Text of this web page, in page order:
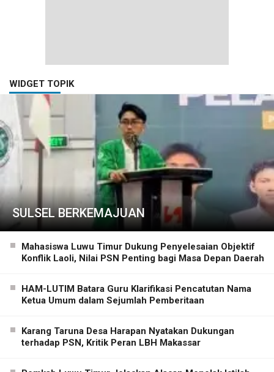
WIDGET TOPIK
SULSEL BERKEMAJUAN
Mahasiswa Luwu Timur Dukung Penyelesaian Objektif
Konflik Laoli, Nilai PSN Penting bagi Masa Depan Daerah
HAM-LUTIM Batara Guru Klarifikasi Pencatutan Nama
Ketua Umum dalam Sejumlah Pemberitaan
Karang Taruna Desa Harapan Nyatakan Dukungan
terhadap PSN, Kritik Peran LBH Makassar